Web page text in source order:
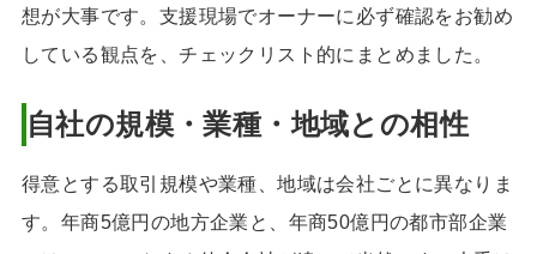
想が大事です。支援現場でオーナーに必ず確認をお勧め
している観点を、チェックリスト的にまとめました。
自社の規模・業種・地域との相性
得意とする取引規模や業種、地域は会社ごとに異なりま
す。年商5億円の地方企業と、年商50億円の都市部企業